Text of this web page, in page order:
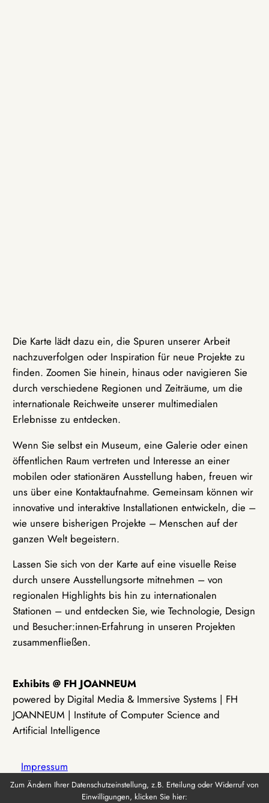
Die Karte lädt dazu ein, die Spuren unserer Arbeit
nachzuverfolgen oder Inspiration für neue Projekte zu
finden. Zoomen Sie hinein, hinaus oder navigieren Sie
durch verschiedene Regionen und Zeiträume, um die
internationale Reichweite unserer multimedialen
Erlebnisse zu entdecken.
Wenn Sie selbst ein Museum, eine Galerie oder einen
öffentlichen Raum vertreten und Interesse an einer
mobilen oder stationären Ausstellung haben, freuen wir
uns über eine Kontaktaufnahme. Gemeinsam können wir
innovative und interaktive Installationen entwickeln, die –
wie unsere bisherigen Projekte – Menschen auf der
ganzen Welt begeistern.
Lassen Sie sich von der Karte auf eine visuelle Reise
durch unsere Ausstellungsorte mitnehmen – von
regionalen Highlights bis hin zu internationalen
Stationen – und entdecken Sie, wie Technologie, Design
und Besucher:innen-Erfahrung in unseren Projekten
zusammenfließen.
Exhibits @ FH JOANNEUM
powered by Digital Media & Immersive Systems | FH
JOANNEUM | Institute of Computer Science and
Artificial Intelligence
Impressum
Zum Ändern Ihrer Datenschutzeinstellung, z.B. Erteilung oder Widerruf von
Einwilligungen, klicken Sie hier: